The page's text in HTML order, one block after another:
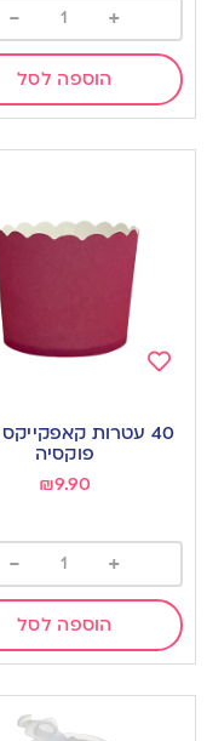
+
-
הוספה לסל
to
wishlist
40 עטרות
פוקסיה
₪9.90
+
-
הוספה לסל